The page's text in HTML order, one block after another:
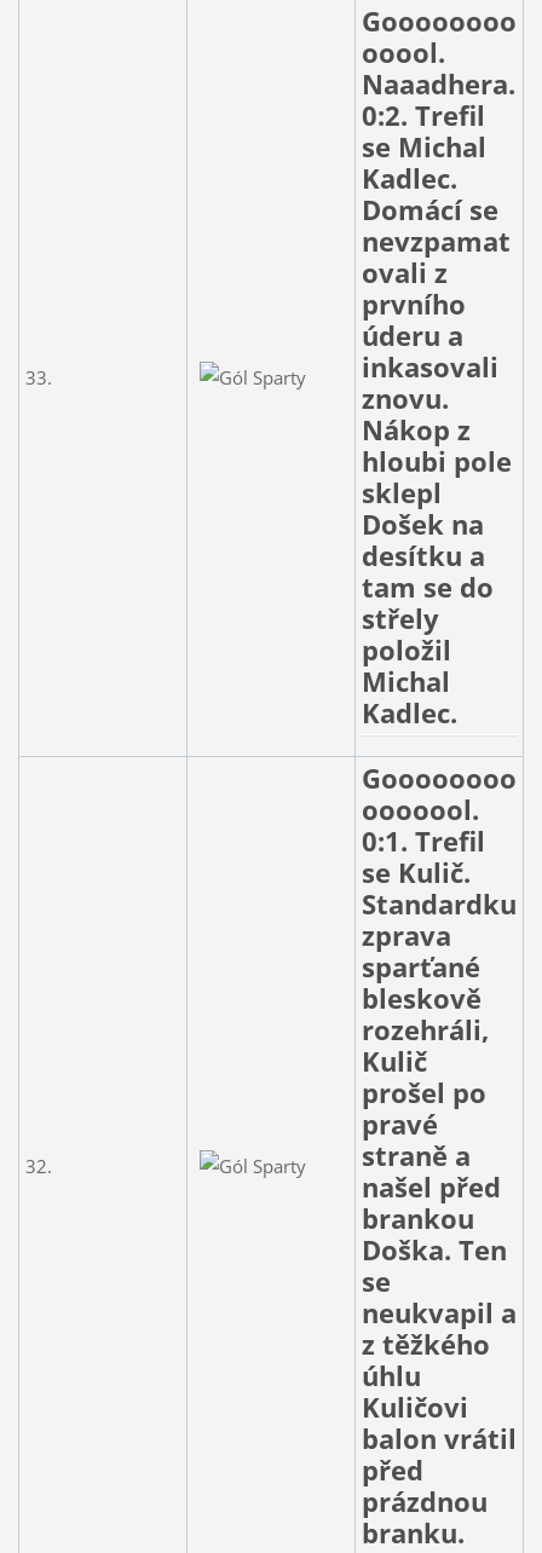
33.
Goooooooo
ooool.
Naaadhera.
0:2. Trefil
se Michal
Kadlec.
Domácí se
nevzpamat
ovali z
prvního
úderu a
inkasovali
znovu.
Nákop z
hloubi pole
sklepl
Došek na
desítku a
tam se do
střely
položil
Michal
Kadlec.
32.
Goooooooo
ooooool.
0:1. Trefil
se Kulič.
Standardku
zprava
sparťané
bleskově
rozehráli,
Kulič
prošel po
pravé
straně a
našel před
brankou
Doška. Ten
se
neukvapil a
z těžkého
úhlu
Kuličovi
balon vrátil
před
prázdnou
branku.